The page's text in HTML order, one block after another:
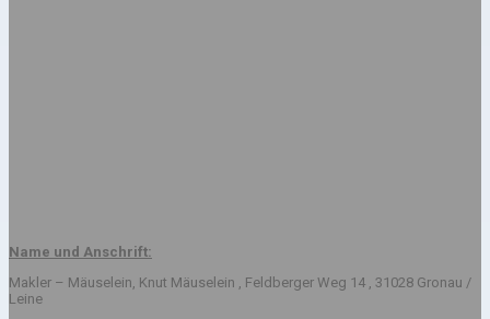
Name und Anschrift:
Makler – Mäuselein, Knut Mäuselein , Feldberger Weg 14 , 31028 Gronau /
Leine